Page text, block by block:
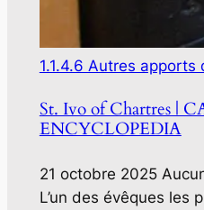
1.1.4.6 Autres apports
St. Ivo of Chartres |
ENCYCLOPEDIA
21 octobre 2025
L’un des évêques les